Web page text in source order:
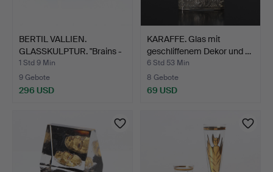
BERTIL VALLIEN.
GLASSKULPTUR. "Brains -
Ev…
1 Std 9 Min
9 Gebote
296 USD
KARAFFE. Glas mit
geschliffenem Dekor und …
6 Std 53 Min
8 Gebote
69 USD